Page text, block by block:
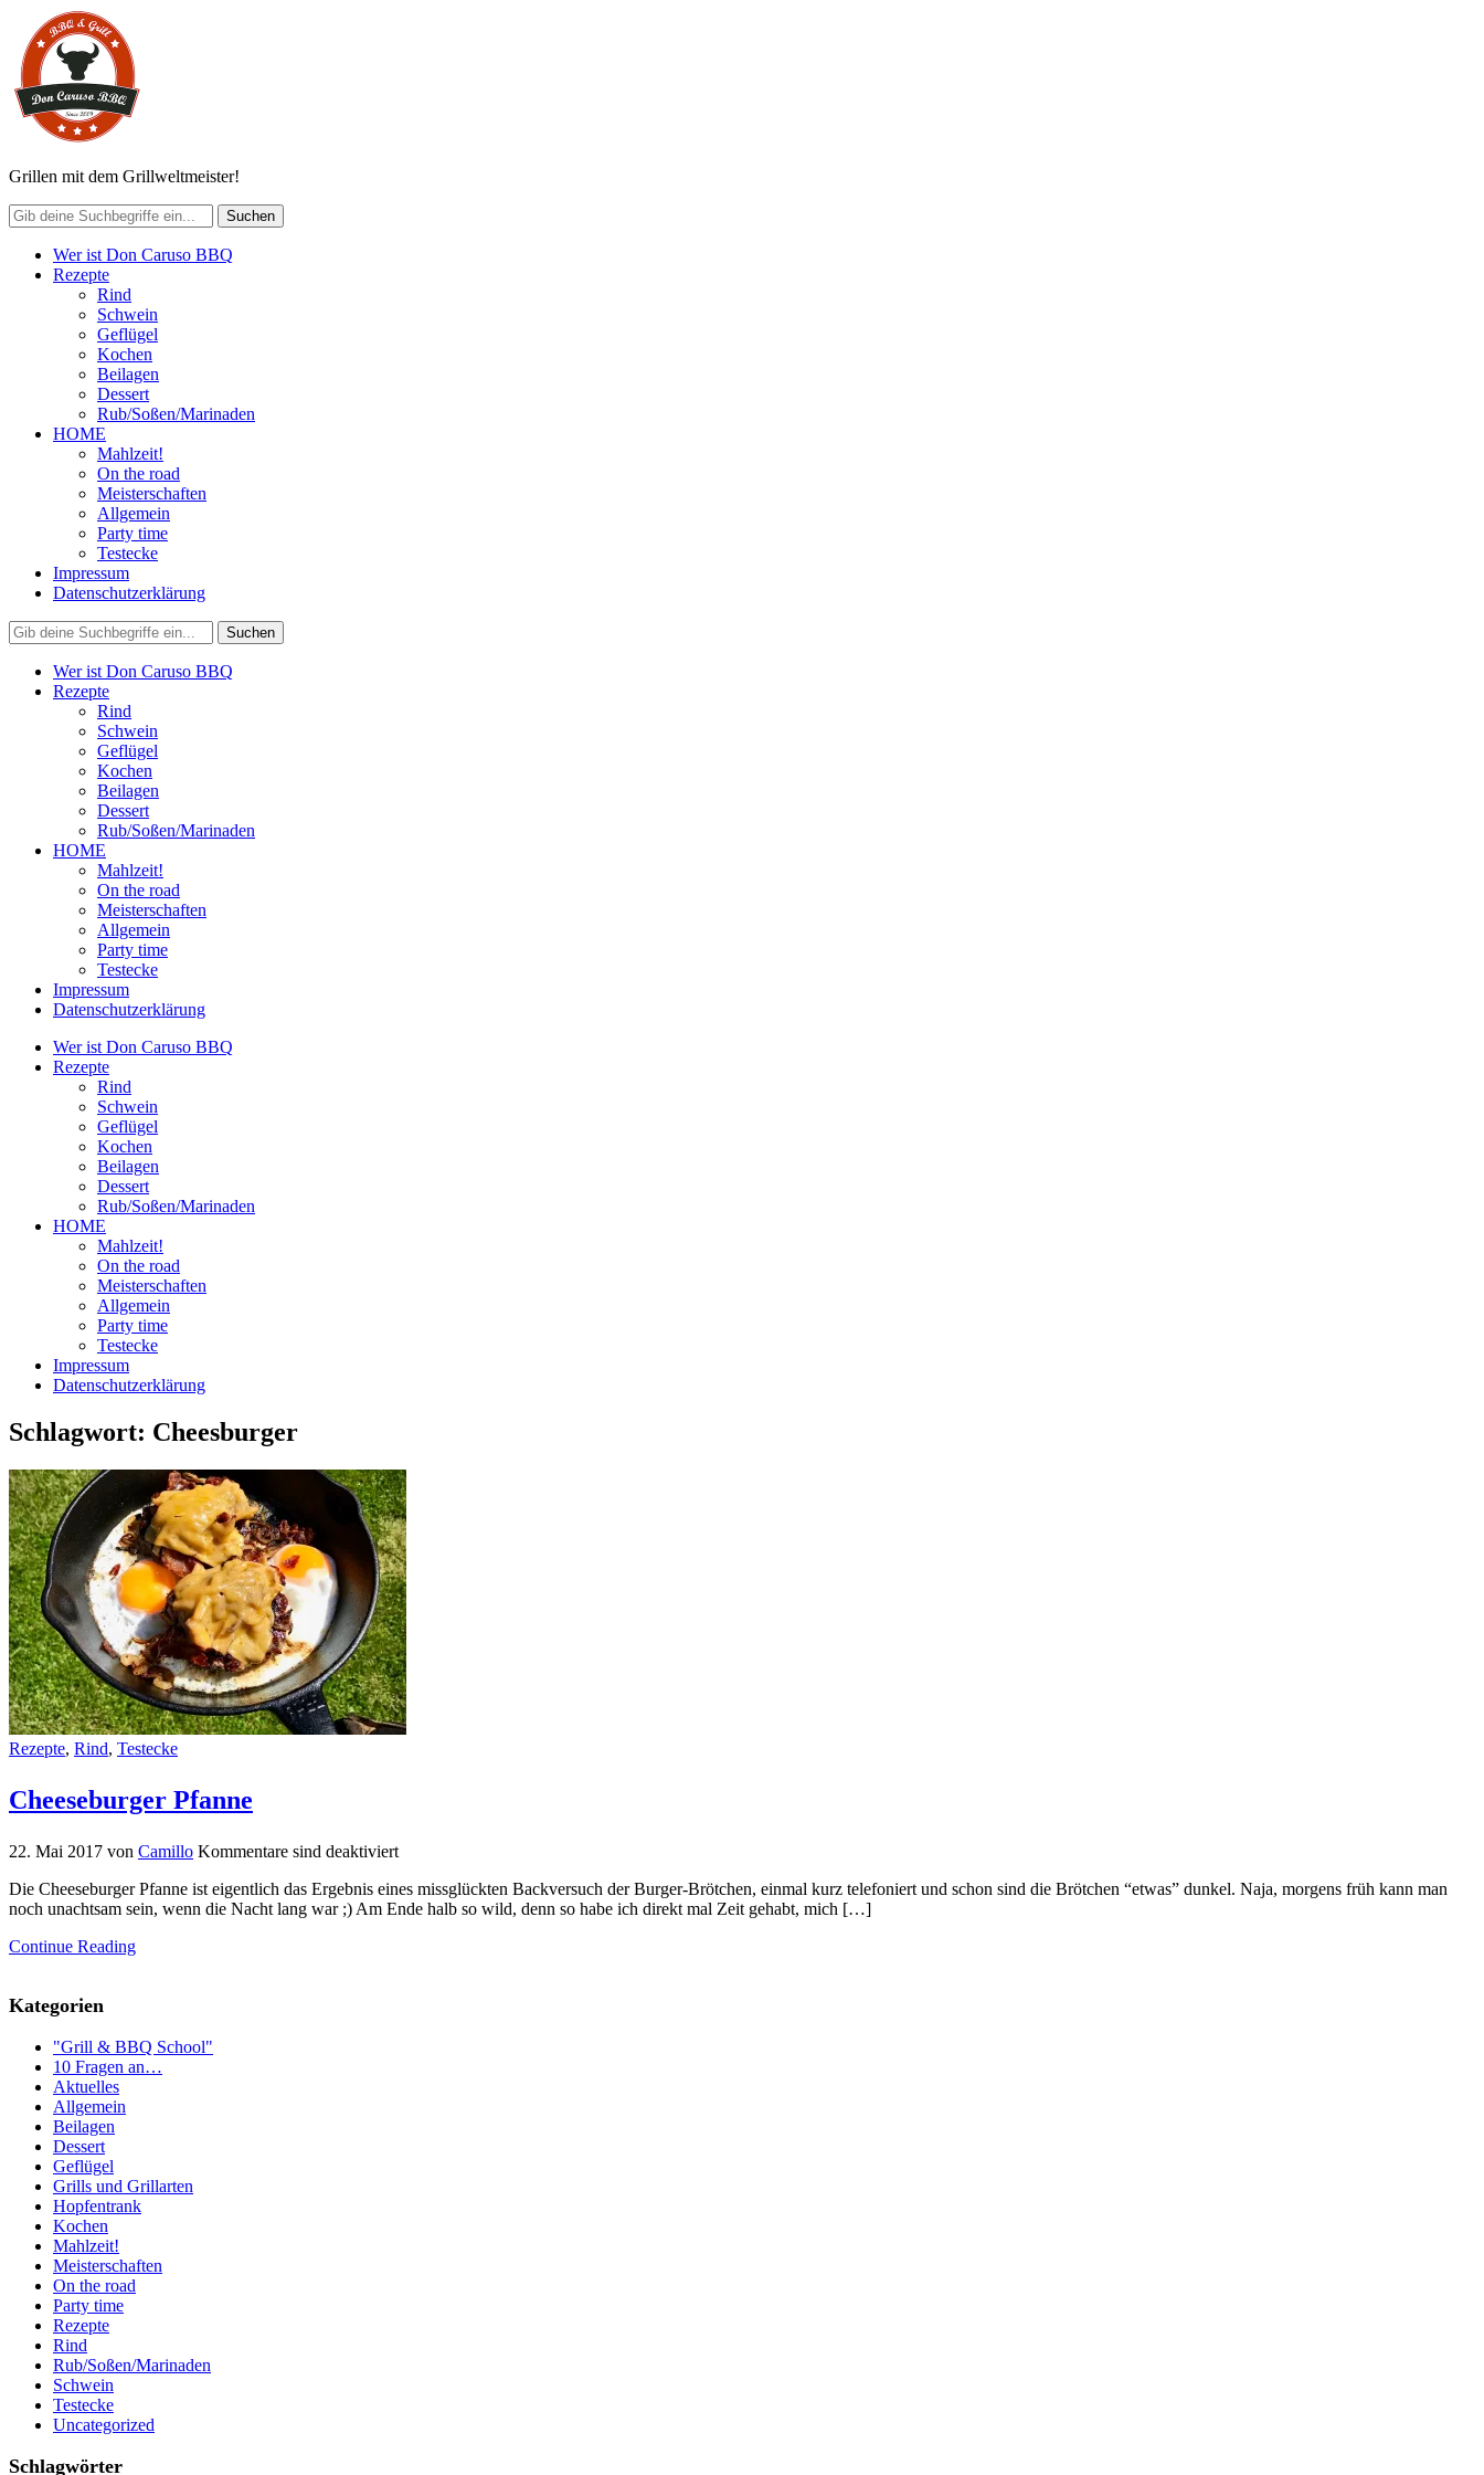
Grillen mit dem Grillweltmeister!
Wer ist Don Caruso BBQ
Rezepte
Rind
Schwein
Geflügel
Kochen
Beilagen
Dessert
Rub/Soßen/Marinaden
HOME
Mahlzeit!
On the road
Meisterschaften
Allgemein
Party time
Testecke
Impressum
Datenschutzerklärung
Wer ist Don Caruso BBQ
Rezepte
Rind
Schwein
Geflügel
Kochen
Beilagen
Dessert
Rub/Soßen/Marinaden
HOME
Mahlzeit!
On the road
Meisterschaften
Allgemein
Party time
Testecke
Impressum
Datenschutzerklärung
Wer ist Don Caruso BBQ
Rezepte
Rind
Schwein
Geflügel
Kochen
Beilagen
Dessert
Rub/Soßen/Marinaden
HOME
Mahlzeit!
On the road
Meisterschaften
Allgemein
Party time
Testecke
Impressum
Datenschutzerklärung
Schlagwort: Cheesburger
Rezepte, Rind, Testecke
Cheeseburger Pfanne
22. Mai 2017 von Camillo Kommentare sind deaktiviert
Die Cheeseburger Pfanne ist eigentlich das Ergebnis eines missglückten Backversuch der Burger-Brötchen, einmal kurz telefoniert und schon sind die Brötchen “etwas” dunkel. Naja, morgens früh kann man
noch unachtsam sein, wenn die Nacht lang war ;) Am Ende halb so wild, denn so habe ich direkt mal Zeit gehabt, mich […]
Continue Reading
Kategorien
"Grill & BBQ School"
10 Fragen an…
Aktuelles
Allgemein
Beilagen
Dessert
Geflügel
Grills und Grillarten
Hopfentrank
Kochen
Mahlzeit!
Meisterschaften
On the road
Party time
Rezepte
Rind
Rub/Soßen/Marinaden
Schwein
Testecke
Uncategorized
Schlagwörter